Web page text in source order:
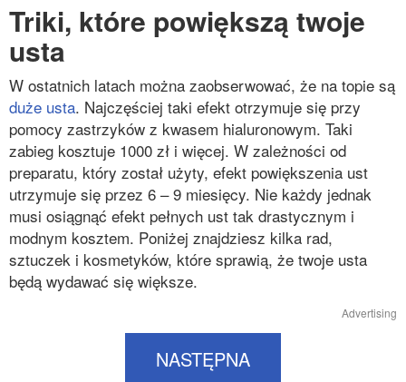
Triki, które powiększą twoje
usta
W ostatnich latach można zaobserwować, że na topie są
duże usta. Najczęściej taki efekt otrzymuje się przy
pomocy zastrzyków z kwasem hialuronowym. Taki
zabieg kosztuje 1000 zł i więcej. W zależności od
preparatu, który został użyty, efekt powiększenia ust
utrzymuje się przez 6 – 9 miesięcy. Nie każdy jednak
musi osiągnąć efekt pełnych ust tak drastycznym i
modnym kosztem. Poniżej znajdziesz kilka rad,
sztuczek i kosmetyków, które sprawią, że twoje usta
będą wydawać się większe.
Advertising
NASTĘPNA